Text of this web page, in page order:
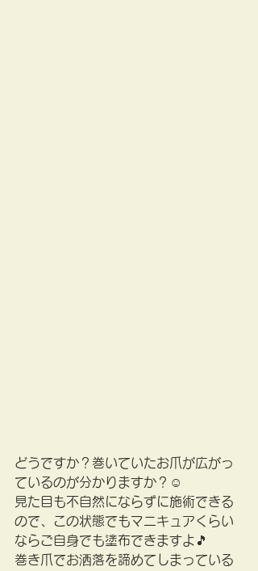
どうですか？巻いていたお爪が広がっ
ているのが分かりますか？☺
見た目も不自然にならずに施術できる
ので、この状態でもマニキュアくらい
ならご自身でも塗布できますよ🎵
巻き爪でお洒落を諦めてしまっている